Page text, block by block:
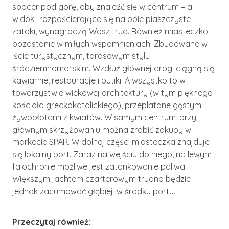
spacer pod górę, aby znaleźć się w centrum – a
widoki, rozpościerające się na obie piaszczyste
zatoki, wynagrodzą Wasz trud. Również miasteczko
pozostanie w miłych wspomnieniach. Zbudowane w
iście turystycznym, tarasowym stylu
śródziemnomorskim. Wzdłuż głównej drogi ciągną się
kawiarnie, restauracje i butiki. A wszystko to w
towarzystwie wiekowej architektury (w tym pięknego
kościoła greckokatolickiego), przeplatane gęstymi
żywopłotami z kwiatów. W samym centrum, przy
głównym skrzyżowaniu można zrobić zakupy w
markecie SPAR. W dolnej części miasteczka znajduje
się lokalny port. Zaraz na wejściu do niego, na lewym
falochronie możliwe jest zatankowanie paliwa.
Większym jachtem czarterowym trudno będzie
jednak zacumować głębiej, w środku portu.
Przeczytaj również: